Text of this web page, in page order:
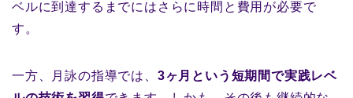
ベルに到達するまでにはさらに時間と費用が必要で
す。
一方、月詠の指導では、 3ヶ月という短期間で実践レベ